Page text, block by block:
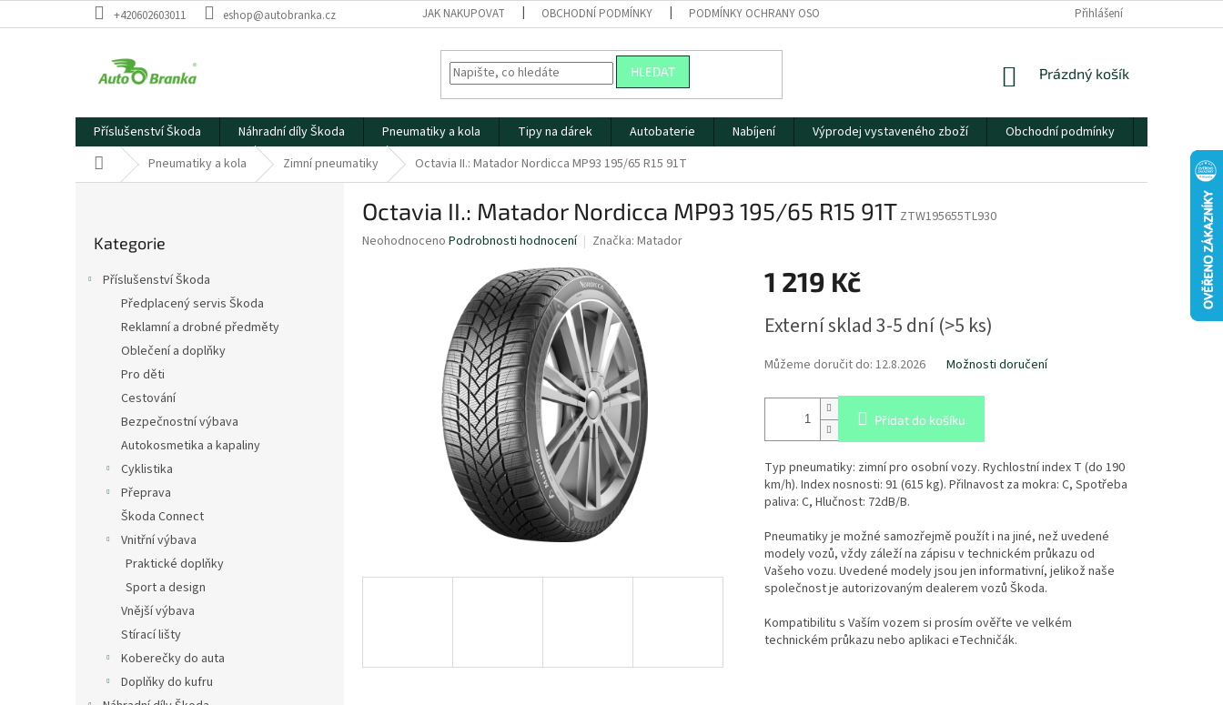
na
+420602603011 eshop@autobranka.cz JAK NAKUPOVAT OBCHODNÍ PODMÍNKY PODMÍNKY OCHRANY OSOBNÍCH ÚDAJŮ Přihlášení
HLEDAT
NÁKUPNÍ
Prázdný košík
Příslušenství Škoda Náhradní díly Škoda Pneumatiky a kola Tipy na dárek Autobaterie Nabíjení Výprodej vystaveného zboží Obchodní podmínky
Domů Pneumatiky a kola Zimní pneumatiky Octavia II.: Matador Nordicca MP93 195/65 R15 91T
kategorie
Kategorie
Příslušenství Škoda
Předplacený servis Škoda
Reklamní a drobné předměty
Oblečení a doplňky
Pro děti
Cestování
Bezpečnostní výbava
Autokosmetika a kapaliny
Cyklistika
Přeprava
Škoda Connect
Vnitřní výbava
Praktické doplňky
Sport a design
Vnější výbava
Stírací lišty
Koberečky do auta
Doplňky do kufru
Octavia II.: Matador Nordicca MP93 195/65 R15 91T ZTW195655TL930
Průměrné
Neohodnoceno Podrobnosti hodnocení Značka: Matador
1 219 Kč
cena:
Externí sklad 3-5 dní(>5 ks)
Můžeme doručit do: 12.8.2026 Možnosti doručení
Přidat do košíku
Typ pneumatiky: zimní pro osobní vozy. Rychlostní index T (do 190
km/h). Index nosnosti: 91 (615 kg). Přilnavost za mokra: C, Spotřeba
paliva: C, Hlučnost: 72dB/B.
Pneumatiky je možné samozřejmě použít i na jiné, než uvedené
modely vozů, vždy záleží na zápisu v technickém průkazu od
Vašeho vozu. Uvedené modely jsou jen informativní, jelikož naše
společnost je autorizovaným dealerem vozů Škoda.
Kompatibilitu s Vaším vozem si prosím ověřte ve velkém
technickém průkazu nebo aplikaci eTechničák.